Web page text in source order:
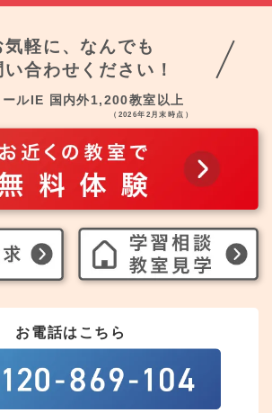
気軽に、なんでも
い合わせください！
ルIE 国内外1,200教室以上
（2026年2月末時点）
お電話はこちら